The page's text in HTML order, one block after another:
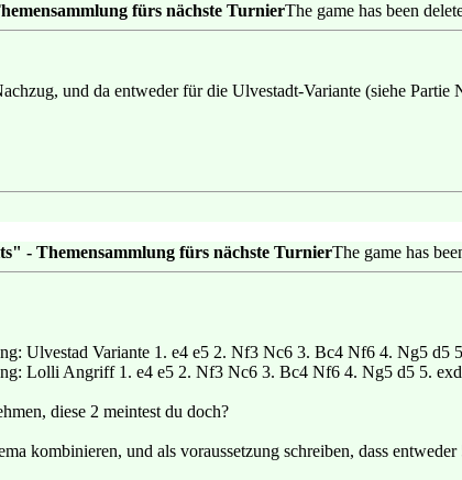
fürs nächste TurnierThe game has been
und da entweder für die Ulvestadt-Variante (siehe
- Themensammlung fürs nächste TurnierThe game has
Ulvestad Variante 1. e4 e5 2. Nf3 Nc6 3. Bc4 Nf6 4. Ng5 d5
Lolli Angriff 1. e4 e5 2. Nf3 Nc6 3. Bc4 Nf6 4. Ng5 d5 5.
diese 2 meintest du doch?
kombinieren, und als voraussetzung schreiben, dass